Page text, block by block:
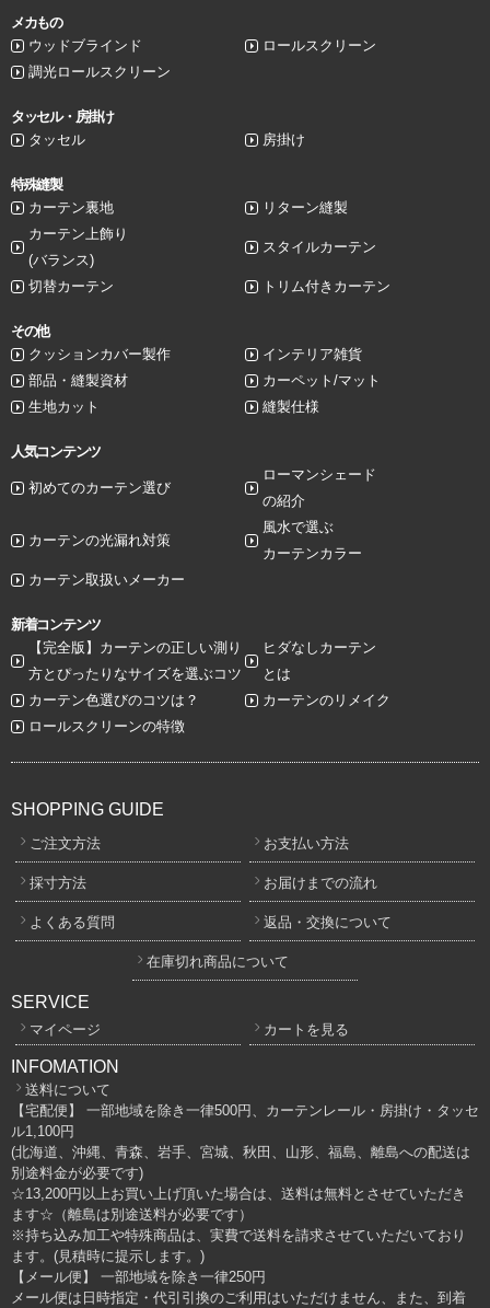
メカもの
ウッドブラインド
ロールスクリーン
調光ロールスクリーン
タッセル・房掛け
タッセル
房掛け
特殊縫製
カーテン裏地
リターン縫製
カーテン上飾り
(バランス)
スタイルカーテン
切替カーテン トリム付きカーテン
その他
クッションカバー製作
インテリア雑貨
部品・縫製資材
カーペット/マット
生地カット
縫製仕様
人気コンテンツ
初めてのカーテン選び
ローマンシェード
の紹介
カーテンの光漏れ対策
風水で選ぶ
カーテンカラー
カーテン取扱いメーカー
新着コンテンツ
【完全版】カーテンの正しい測り
方とぴったりなサイズを選ぶコツ
ヒダなしカーテン
とは
カーテン色選びのコツは？
カーテンのリメイク
ロールスクリーンの特徴
SHOPPING GUIDE
ご注文方法 お支払い方法
採寸方法 お届けまでの流れ
よくある質問 返品・交換について
在庫切れ商品について
SERVICE
マイページ カートを見る
INFOMATION
送料について
【宅配便】 一部地域を除き一律500円、カーテンレール・房掛け・タッセ
ル1,100円
(北海道、沖縄、青森、岩手、宮城、秋田、山形、福島、離島への配送は
別途料金が必要です)
☆13,200円以上お買い上げ頂いた場合は、送料は無料とさせていただき
ます☆（離島は別途送料が必要です）
※持ち込み加工や特殊商品は、実費で送料を請求させていただいており
ます。(見積時に提示します。)
【メール便】 一部地域を除き一律250円
メール便は日時指定・代引引換のご利用はいただけません、また、到着